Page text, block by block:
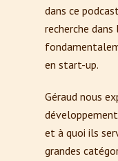
dans ce
recherche
en start-up.
Géraud nous
et à quoi ils
grandes